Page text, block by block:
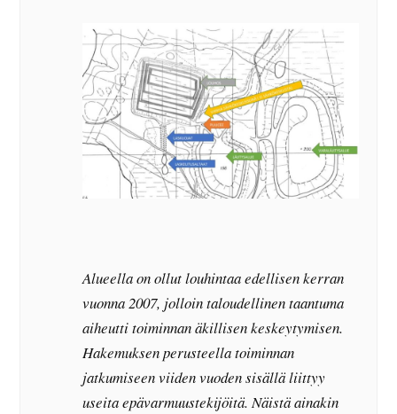
Alueella on ollut louhintaa edellisen kerran
vuonna 2007, jolloin taloudellinen taantuma
aiheutti toiminnan äkillisen keskeytymisen.
Hakemuksen perusteella toiminnan
jatkumiseen viiden vuoden sisällä liittyy
useita epävarmuustekijöitä. Näistä ainakin